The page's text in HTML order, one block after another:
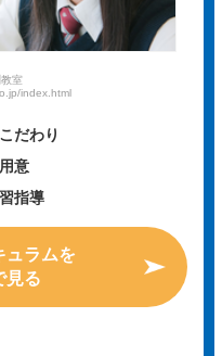
室
index.html
だわり
意
指導
ュラムを
見る